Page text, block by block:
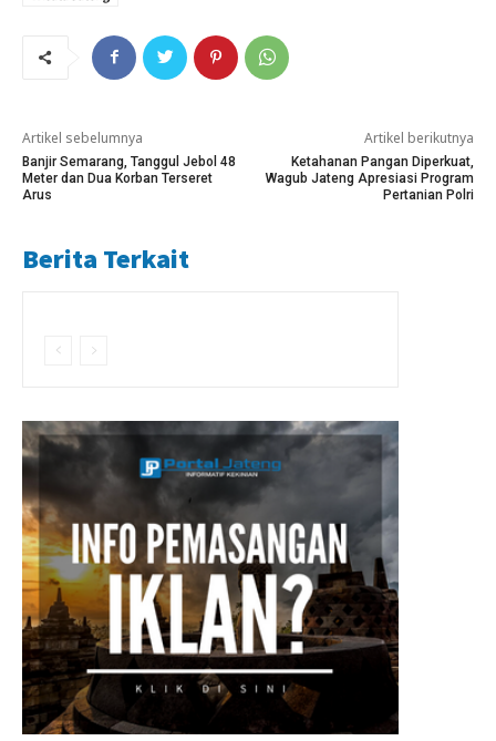
Artikel sebelumnya
Banjir Semarang, Tanggul Jebol 48
Meter dan Dua Korban Terseret
Arus
Artikel berikutnya
Ketahanan Pangan Diperkuat,
Wagub Jateng Apresiasi Program
Pertanian Polri
Berita Terkait